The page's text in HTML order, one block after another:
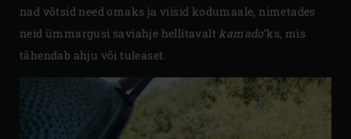
nad võtsid need omaks ja viisid kodumaale, nimetades
neid ümmargusi saviahje hellitavalt kamado’ks, mis
tähendab ahju või tuleaset.